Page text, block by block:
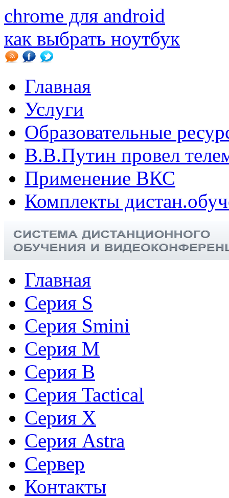
chrome для android
как выбрать ноутбук
Главная
Услуги
Образовательные
В.B.Путин провел
Применение ВКС
Комплекты
Главная
Серия S
Серия Smini
Серия M
Серия B
Серия Tactical
Cерия X
Серия Astra
Сервер
Контакты